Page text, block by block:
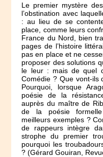
Le premier mystère
l’obstination avec
: au lieu de se
place, comme leurs
France du Nord, bien
pages de l’histoire
pas en place et ne
proposer des solutions
le leur : mais de quel
Comédie ? Que vont-ils
Pourquoi, lorsque
poésie de la
auprès du maître de
de la poésie
meilleurs exemples ?
de rappeurs intègre
strophe du premier
pourquoi les
? (Gérard Gouiran,